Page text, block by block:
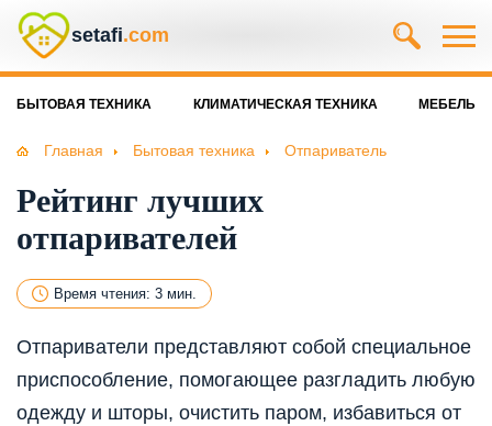
setafi.com
БЫТОВАЯ ТЕХНИКА КЛИМАТИЧЕСКАЯ ТЕХНИКА МЕБЕЛЬ
Главная Бытовая техника Отпариватель
Рейтинг лучших
отпаривателей
Время чтения: 3 мин.
Отпариватели представляют собой специальное
приспособление, помогающее разгладить любую
одежду и шторы, очистить паром, избавиться от